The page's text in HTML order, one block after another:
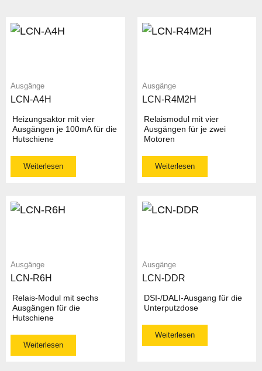
Ausgänge
LCN-A4H
Heizungsaktor mit vier
Ausgängen je 100mA für die
Hutschiene
Weiterlesen
Ausgänge
LCN-R4M2H
Relaismodul mit vier
Ausgängen für je zwei
Motoren
Weiterlesen
Ausgänge
LCN-R6H
Relais-Modul mit sechs
Ausgängen für die
Hutschiene
Weiterlesen
Ausgänge
LCN-DDR
DSI-/DALI-Ausgang für die
Unterputzdose
Weiterlesen